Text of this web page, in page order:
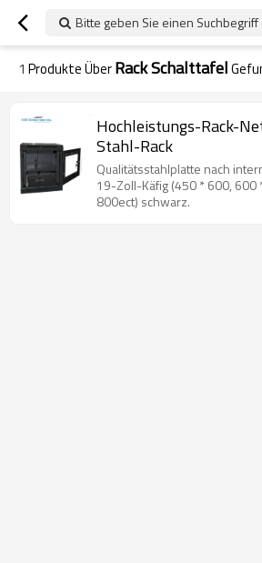
Bitte geben Sie einen Suchbegriff
1 Produkte ÜberRack Schalttafel
Hochleistungs-Rack-
Stahl-Rack
Qualitätsstahlplatte nach
19-Zoll-Käfig (450 * 600,
800ect) schwarz.